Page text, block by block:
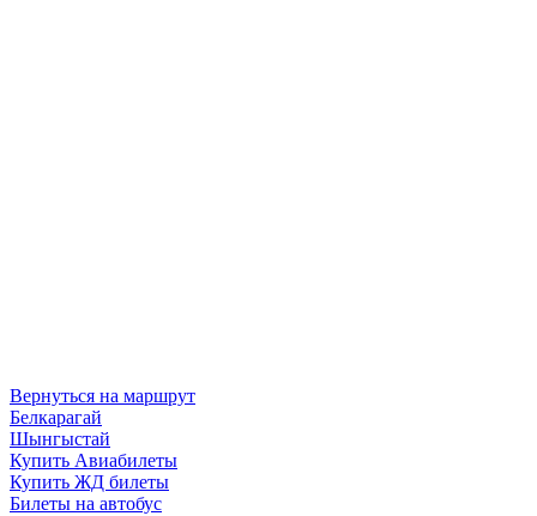
Вернуться на маршрут
Белкарагай
Шынгыстай
Купить Авиабилеты
Купить ЖД билеты
Билеты на автобус